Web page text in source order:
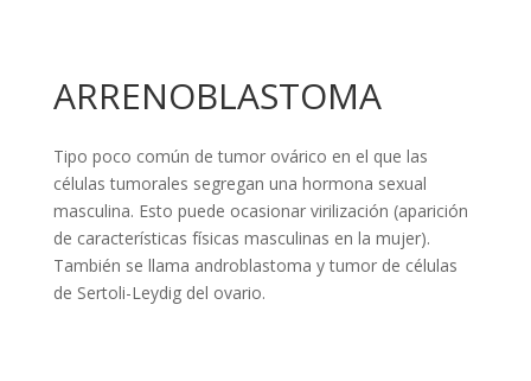
ARRENOBLASTOMA
Tipo poco común de tumor ovárico en el que las
células tumorales segregan una hormona sexual
masculina. Esto puede ocasionar virilización (aparición
de características físicas masculinas en la mujer).
También se llama androblastoma y tumor de células
de Sertoli-Leydig del ovario.